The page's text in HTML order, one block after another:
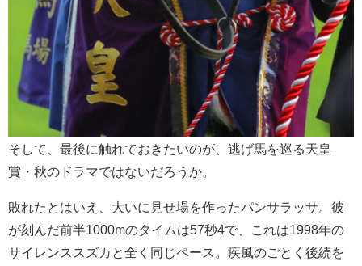
そして、最後に触れておきたいのが、逃げ馬を巡る天皇
賞・秋のドラマではないだろうか。
敗れたとはいえ、大いに見せ場を作ったパンサラッサ。彼
が刻んだ前半1000mのタイムは57秒4で、これは1998年の
サイレンススズカと全く同じペース。疾風のごとく後続を